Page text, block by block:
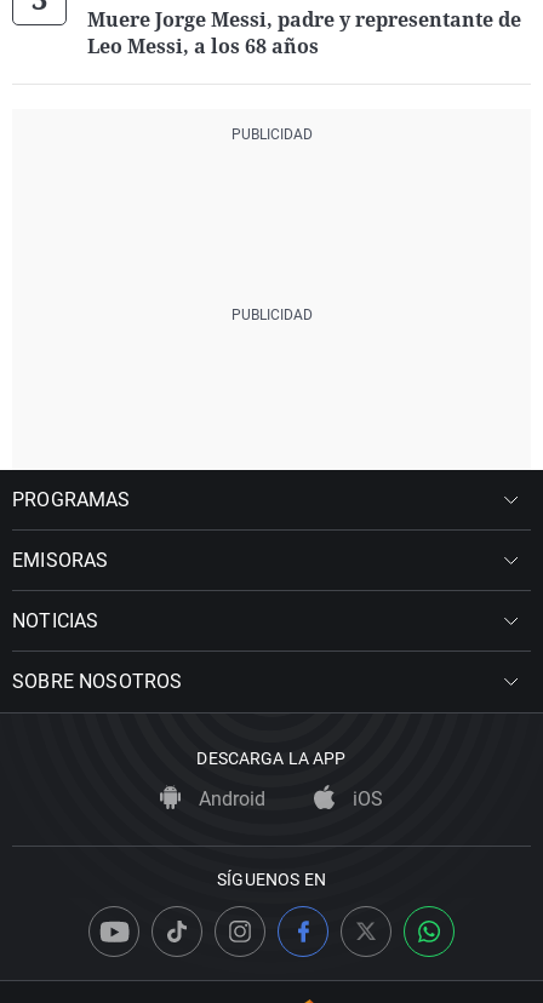
Muere Jorge Messi, padre y representante de
Leo Messi, a los 68 años
PROGRAMAS
EMISORAS
NOTICIAS
SOBRE NOSOTROS
DESCARGA LA APP
Android iOS
SÍGUENOS EN